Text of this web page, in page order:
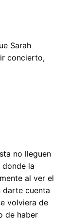
Sarah
concierto,
no lleguen
la
al ver el
darte cuenta
volviera de
de haber